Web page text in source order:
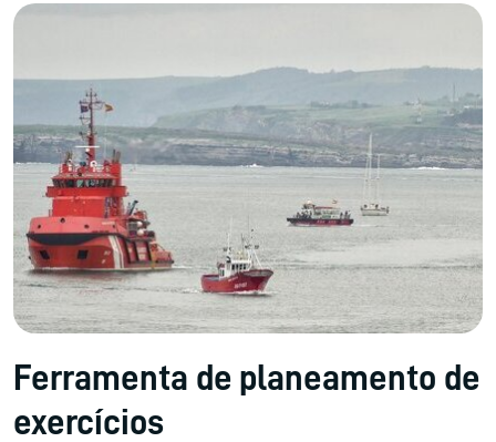
Ferramenta de planeamento de
exercícios